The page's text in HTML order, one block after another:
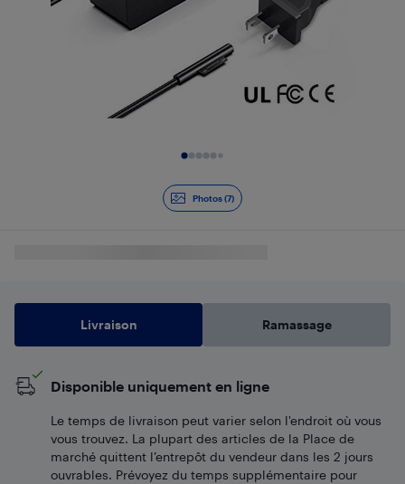
Photos (7)
Livraison Ramassage
Disponible uniquement en ligne
Le temps de livraison peut varier selon l'endroit où vous
vous trouvez. La plupart des articles de la Place de
marché quittent l’entrepôt du vendeur dans les 2 jours
ouvrables. Prévoyez du temps supplémentaire pour